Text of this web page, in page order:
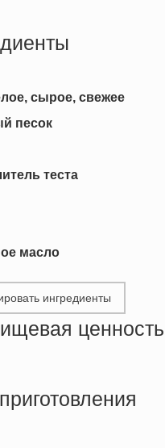
сырое, свежее
песок
теста
масло
ингредиенты